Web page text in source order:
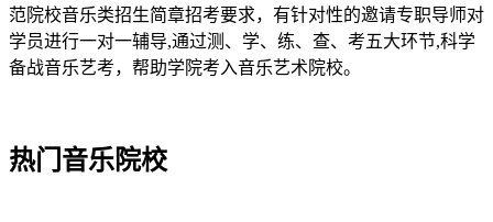
范院校音乐类招生简章招考要求，有针对性的邀请专职导师对
学员进行一对一辅导,通过测、学、练、查、考五大环节,科学
备战音乐艺考，帮助学院考入音乐艺术院校。
热门音乐院校